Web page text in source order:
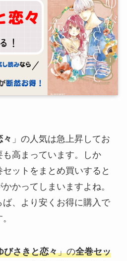
々 」の人気は急上昇してお
も高まっています。しか
ットをまとめ買いすると
かってしまいますよね。
、より安くお得に購入で
びさきと恋々」の全巻セッ